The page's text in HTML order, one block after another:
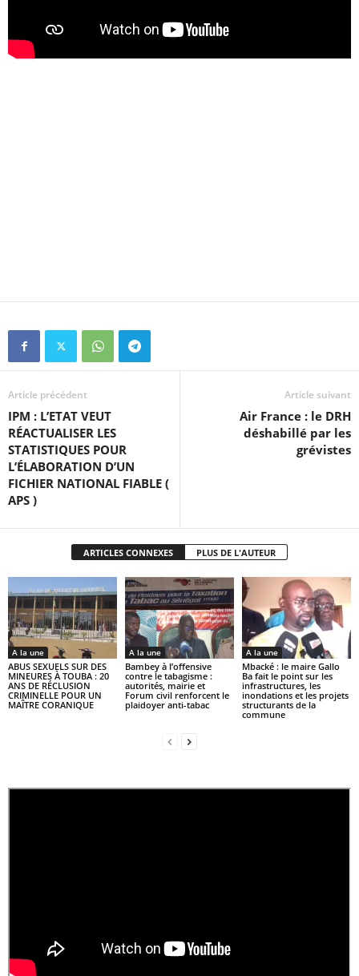
Article précédent
IPM : L’ETAT VEUT
RÉACTUALISER LES
STATISTIQUES POUR
L’ÉLABORATION D’UN
FICHIER NATIONAL FIABLE (
APS )
Article suivant
Air France : le DRH
déshabillé par les
grévistes
ARTICLES CONNEXES PLUS DE L'AUTEUR
A la une
ABUS SEXUELS SUR DES
MINEURES À TOUBA : 20
ANS DE RÉCLUSION
CRIMINELLE POUR UN
MAÎTRE CORANIQUE
A la une
Bambey à l’offensive
contre le tabagisme :
autorités, mairie et
Forum civil renforcent le
plaidoyer anti-tabac
A la une
Mbacké : le maire Gallo
Ba fait le point sur les
infrastructures, les
inondations et les projets
structurants de la
commune